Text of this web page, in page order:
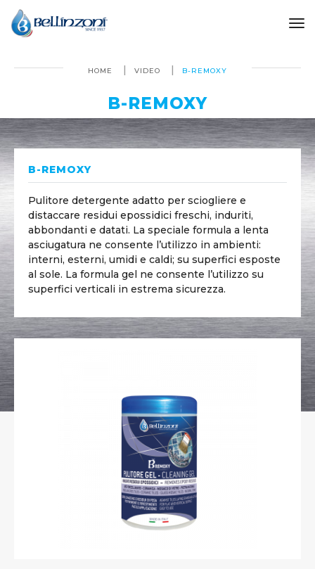
HOME VIDEO B-REMOXY
B-REMOXY
B-REMOXY
Pulitore detergente adatto per sciogliere e
distaccare residui epossidici freschi, induriti,
abbondanti e datati. La speciale formula a lenta
asciugatura ne consente l’utilizzo in ambienti:
interni, esterni, umidi e caldi; su superfici esposte
al sole. La formula gel ne consente l’utilizzo su
superfici verticali in estrema sicurezza.